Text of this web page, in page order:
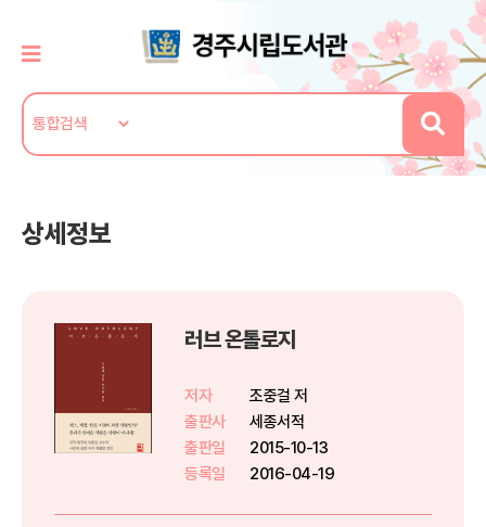
상세정보
러브 온톨로지
저자
조중걸 저
출판사
세종서적
출판일
2015-10-13
등록일
2016-04-19